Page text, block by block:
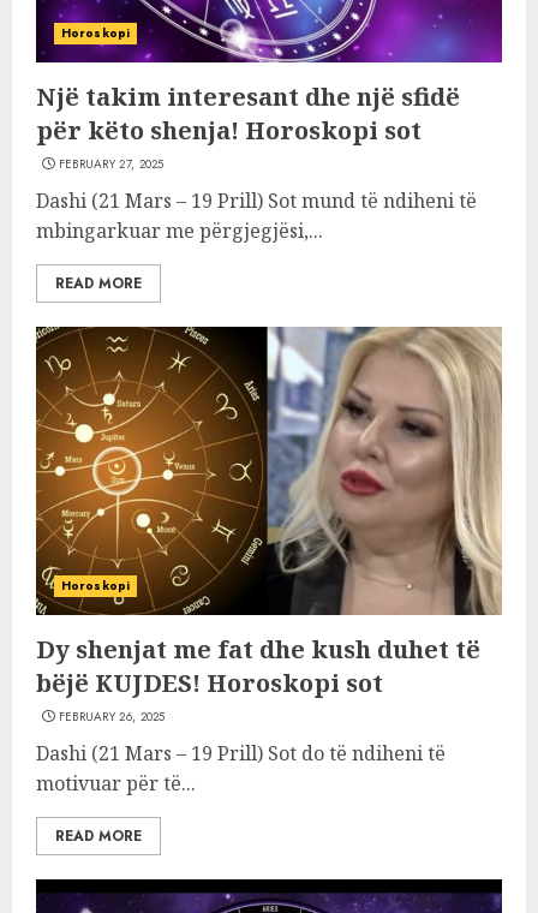
Horoskopi
Një takim interesant dhe një sfidë
për këto shenja! Horoskopi sot
FEBRUARY 27, 2025
Dashi (21 Mars – 19 Prill) Sot mund të ndiheni të
mbingarkuar me përgjegjësi,...
READ MORE
Horoskopi
Dy shenjat me fat dhe kush duhet të
bëjë KUJDES! Horoskopi sot
FEBRUARY 26, 2025
Dashi (21 Mars – 19 Prill) Sot do të ndiheni të
motivuar për të...
READ MORE